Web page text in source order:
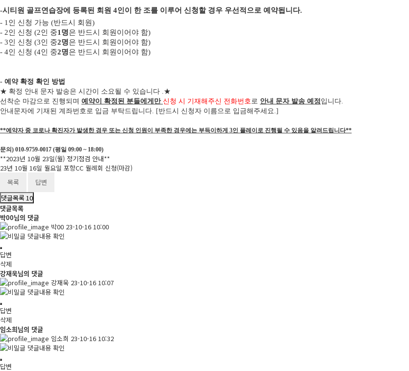
-시티원 골프연습장에 등록된 회원 4인이 한 조를 이루어 신청할 경우 우선적으로 예약됩니다.
- 1 인 신청 가능 (반드시 회원)
- 2인 신청 (2인 중1 명은 반드시 회원이어야 함)
- 3인 신청 (3인 중2명은 반드시 회원이어야 함)
- 4인 신청 (4인 중2명은 반드시 회원이어야 함)
- 예약 확정 확인 방법
★ 확정 안내 문자 발송은 시간이 소요될 수 있습니다 .★
선착순 마감으로 진행되며 예약이 확정된 분들에게만 신청 시 기재해주신 전화번호로 안내 문자 발송 예정입니다.
안내문자에 기재된 계좌번호로 입금 부탁드립니다. [반드시 신청자 이름으로 입금해주세요.]
**예약자 중 코로나 확진자가 발생한 경우 또는 신청 인원이 부족한 경우에는 부득이하게 3인 플레이로 진행될 수 있음을 알려드립니다**
문의) 010-9759-0017 (평일 09:00 ~ 18:00)
**2023년 10월 23일(월) 정기점검 안내**
23년 10월 16일 월요일 포항CC 월례회 신청(마감)
목록
답변
댓글목록 10
댓글목록
박00님의 댓글
박00 23-10-16 10:00
댓글내용 확인
답변
삭제
강재욱님의 댓글
강재욱 23-10-16 10:07
댓글내용 확인
답변
삭제
임소희님의 댓글
임소희 23-10-16 10:32
댓글내용 확인
답변